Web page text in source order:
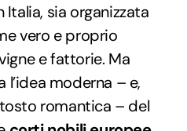
sia organizzata
vero e proprio
e fattorie. Ma
moderna – e,
romantica – del